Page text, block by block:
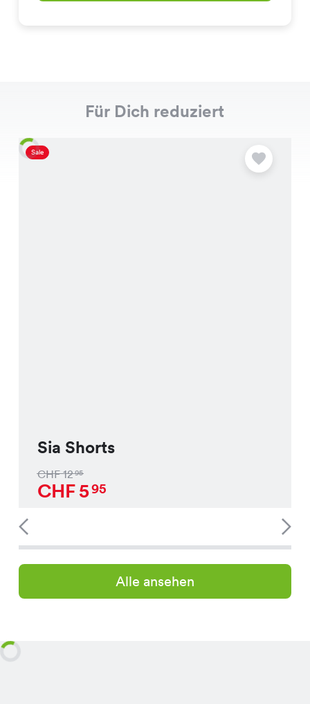
Für Dich reduziert
Sale
Sia Shorts
CHF1295
CHF595
Alle ansehen